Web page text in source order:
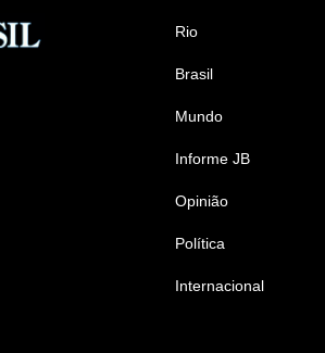
Rio
Brasil
Mundo
Informe JB
Opinião
Política
Internacional